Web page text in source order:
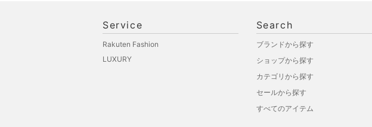
Service
Rakuten Fashion
LUXURY
Search
ブランドから探す
ショップから探す
カテゴリから探す
セールから探す
すべてのアイテム